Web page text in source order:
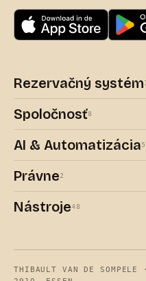
Rezervačný systém
Spoločnosť8
AI & Automatizácia5
Právne2
Nástroje48
THIBAULT VAN DE SOMPELE